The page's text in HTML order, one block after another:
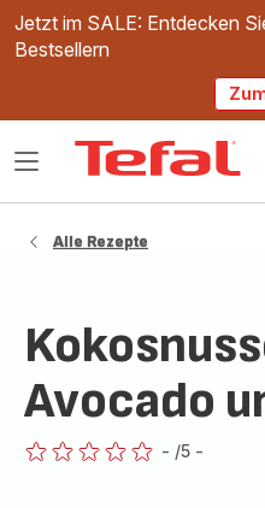
Jetzt im SALE: Entdecken
Bestsellern
Das
Alle Rezepte
Avocado
- /5 -